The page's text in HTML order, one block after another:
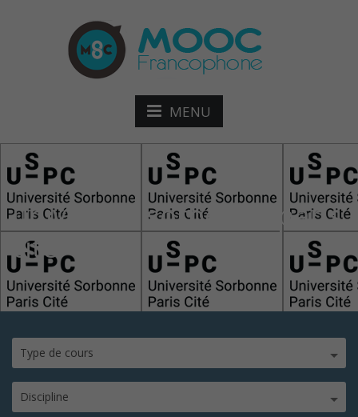
MENU
université sorbonne paris
cité
Type de cours
Discipline